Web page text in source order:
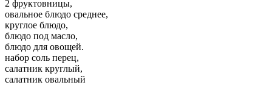
2 фруктовницы,
овальное блюдо среднее,
круглое блюдо,
блюдо под масло,
блюдо для овощей.
набор соль перец,
салатник круглый,
салатник овальный